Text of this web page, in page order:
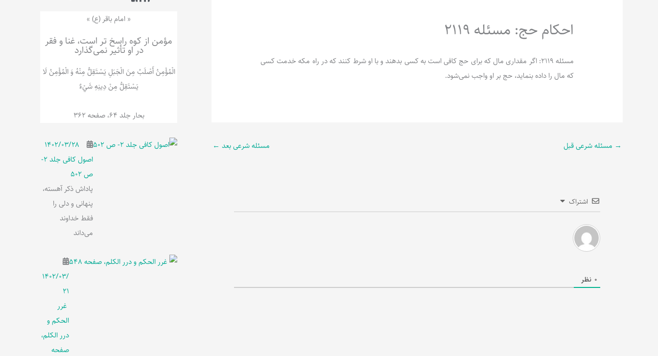
ه
احکام حج: مسئله 2119
مسئله 2119: اگر مقداری مال که برای حج کافی است به کسی بدهند و با او شرط کنند که در راه مکه خدمت کسی
که مال را داده بنماید، حج بر او واجب نمی‌شود.
→ مسئله شرعی قبل مسئله شرعی بعد ←
اشتراک
0 نظر
« امام باقر (ع) »
مؤمن از کوه راسخ تر است، غنا و فقر
در او تأثیر نمی‌گذارد
الْمُؤْمِنُ‌ أَصْلَبُ‌ مِنَ‌ الْجَبَلِ‌ یَسْتَقِلُّ مِنْهُ وَ الْمُؤْمِنُ لَا
يَسْتَقِلُّ مِنْ دِينِهِ شَيْ‌ءٌ
بحار جلد 64، صفحه 362
۱۴۰۲/۰۳/۲۸
اصول کافی جلد 2-
ص 502
پاداش ذکر آهسته،
پنهانی و دلی را
فقط خداوند
می‌داند
۱۴۰۲/۰۳/
۲۱
غرر
الحکم و
درر الکلم،
صفحه